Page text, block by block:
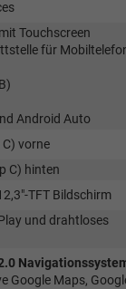
Touchscreen
für
Android Auto
C) vorne
C) hinten
TFT Bildschirm
und drahtloses
Google Maps,